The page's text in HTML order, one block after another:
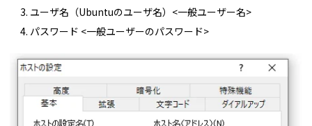
ユーザ名（Ubuntuのユーザ名）<一般ユーザー名>
パスワード <一般ユーザーのパスワード>